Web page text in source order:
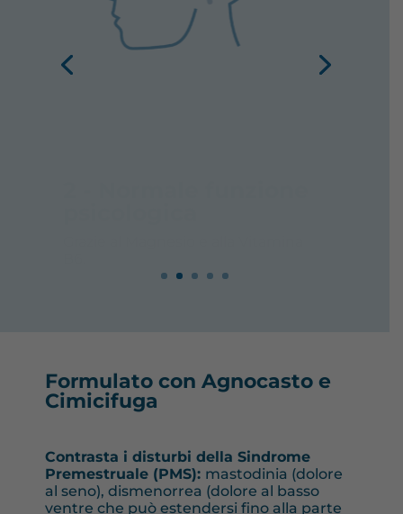
Formulato con Agnocasto e
Cimicifuga
Contrasta i disturbi della Sindrome
Premestruale (PMS): mastodinia (dolore
al seno), dismenorrea (dolore al basso
ventre che può estendersi fino alla parte